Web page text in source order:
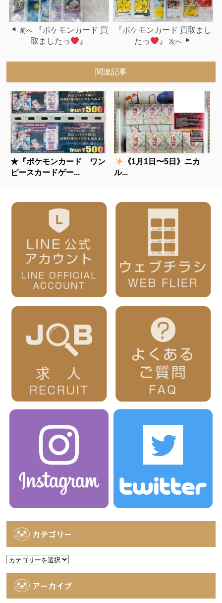
前へ
『ポケモンカード 買
取ましたっ
』
『ポケモンカード 買取まし
たっ
』 次へ
関連記事
★『ポケモンカード ワン
ピースカードゲー...
《1月1日〜5日》ニカ
ル...
カテゴリー
カ
アーカイブ